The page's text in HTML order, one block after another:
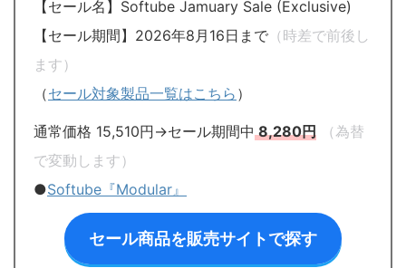
【セール名】Softube Jamuary Sale (Exclusive)
【セール期間】2026年8月16日まで （時差で前後し
ます）
（セール対象製品一覧はこちら ）
通常価格 15,510円→セール期間中8,280円
（為替
で変動します）
●Softube『Modular』
セール商品を販売サイトで探す